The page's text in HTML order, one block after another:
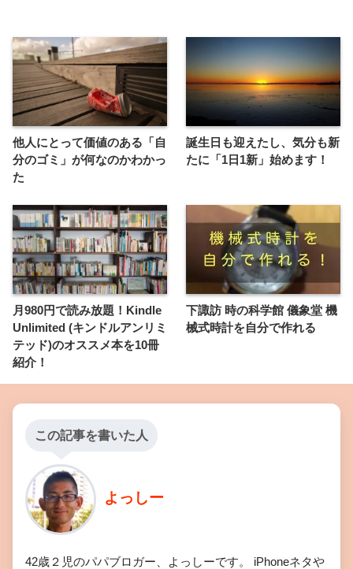
他人にとって価値のある「自
分のゴミ」が何なのかわかっ
た
誕生日も迎えたし、気分も新
たに「1日1新」始めます！
月980円で読み放題！Kindle
Unlimited (キンドルアンリミ
テッド)のオススメ本を10冊
紹介！
下諏訪 時の科学館 儀象堂 機
械式時計を自分で作れる
この記事を書いた人
よっしー
42歳２児のパパブロガー、よっしーです。 iPhoneネタや